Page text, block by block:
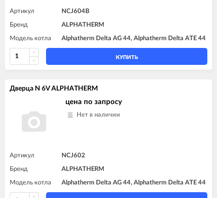
Артикул NCJ604B
Бренд ALPHATHERM
Модель котла Alphatherm Delta AG 44, Alphatherm Delta ATE 44
КУПИТЬ
Дверца N 6V ALPHATHERM
цена по запросу
Нет в наличии
Артикул NCJ602
Бренд ALPHATHERM
Модель котла Alphatherm Delta AG 44, Alphatherm Delta ATE 44